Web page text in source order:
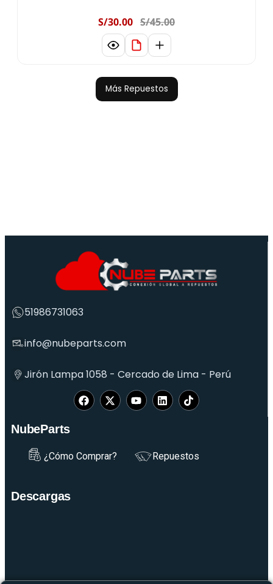
S/30.00 S/45.00
Más Repuestos
51986731063
info@nubeparts.com
Jirón Lampa 1058 - Cercado de Lima - Perú
NubeParts
¿Cómo Comprar? Repuestos
Descargas